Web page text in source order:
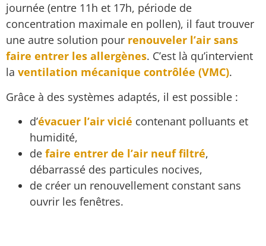
journée (entre 11h et 17h, période de
concentration maximale en pollen), il faut trouver
une autre solution pour renouveler l’air sans
faire entrer les allergènes. C’est là qu’intervient
la ventilation mécanique contrôlée (VMC).
Grâce à des systèmes adaptés, il est possible :
d’évacuer l’air vicié contenant polluants et
humidité,
de faire entrer de l’air neuf filtré,
débarrassé des particules nocives,
de créer un renouvellement constant sans
ouvrir les fenêtres.